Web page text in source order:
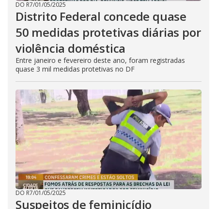
DO R7/01/05/2025
Distrito Federal concede quase
50 medidas protetivas diárias por
violência doméstica
Entre janeiro e fevereiro deste ano, foram registradas
quase 3 mil medidas protetivas no DF
DO R7/01/05/2025
Suspeitos de feminicídio